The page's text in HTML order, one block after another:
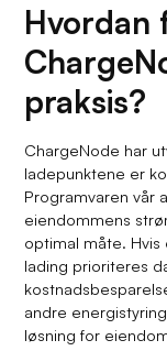
Hvordan
praksis?
ChargeNode har
ladepunktene er
Programvaren vår
eiendommens
optimal måte.
lading prioriteres
andre
løsning for